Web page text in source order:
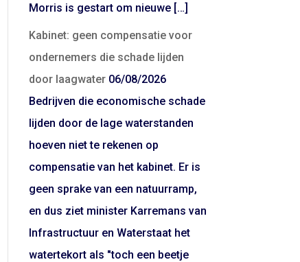
Morris is gestart om nieuwe […]
Kabinet: geen compensatie voor
ondernemers die schade lijden
door laagwater 06/08/2026
Bedrijven die economische schade
lijden door de lage waterstanden
hoeven niet te rekenen op
compensatie van het kabinet. Er is
geen sprake van een natuurramp,
en dus ziet minister Karremans van
Infrastructuur en Waterstaat het
watertekort als "toch een beetje